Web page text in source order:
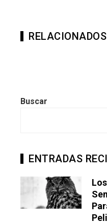
RELACIONADOS
Buscar
ENTRADAS